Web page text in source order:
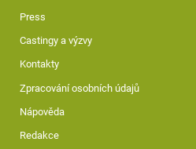
Press
Castingy a výzvy
Kontakty
Zpracování osobních údajů
Nápověda
Redakce